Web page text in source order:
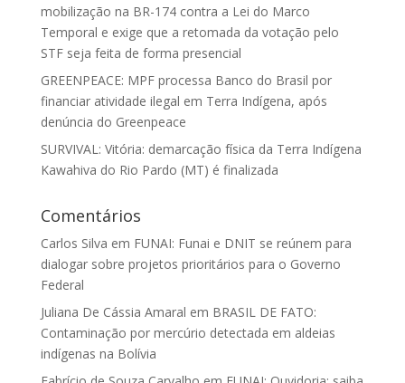
mobilização na BR-174 contra a Lei do Marco
Temporal e exige que a retomada da votação pelo
STF seja feita de forma presencial
GREENPEACE: MPF processa Banco do Brasil por
financiar atividade ilegal em Terra Indígena, após
denúncia do Greenpeace
SURVIVAL: Vitória: demarcação física da Terra Indígena
Kawahiva do Rio Pardo (MT) é finalizada
Comentários
Carlos Silva em FUNAI: Funai e DNIT se reúnem para
dialogar sobre projetos prioritários para o Governo
Federal
Juliana De Cássia Amaral em BRASIL DE FATO:
Contaminação por mercúrio detectada em aldeias
indígenas na Bolívia